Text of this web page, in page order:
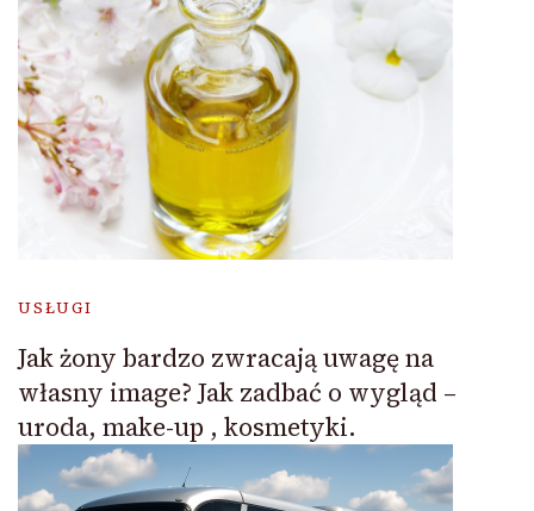
USŁUGI
Jak żony bardzo zwracają uwagę na
własny image? Jak zadbać o wygląd –
uroda, make-up , kosmetyki.